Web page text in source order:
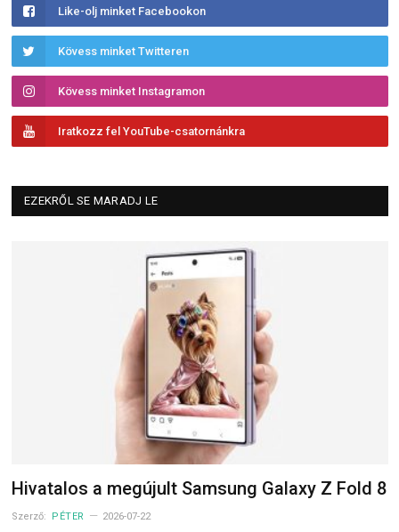
Like-olj minket Facebookon
Kövess minket Twitteren
Kövess minket Instagramon
Iratkozz fel YouTube-csatornánkra
EZEKRŐL SE MARADJ LE
Hivatalos a megújult Samsung Galaxy Z Fold 8
Szerző: PÉTER 2026-07-22